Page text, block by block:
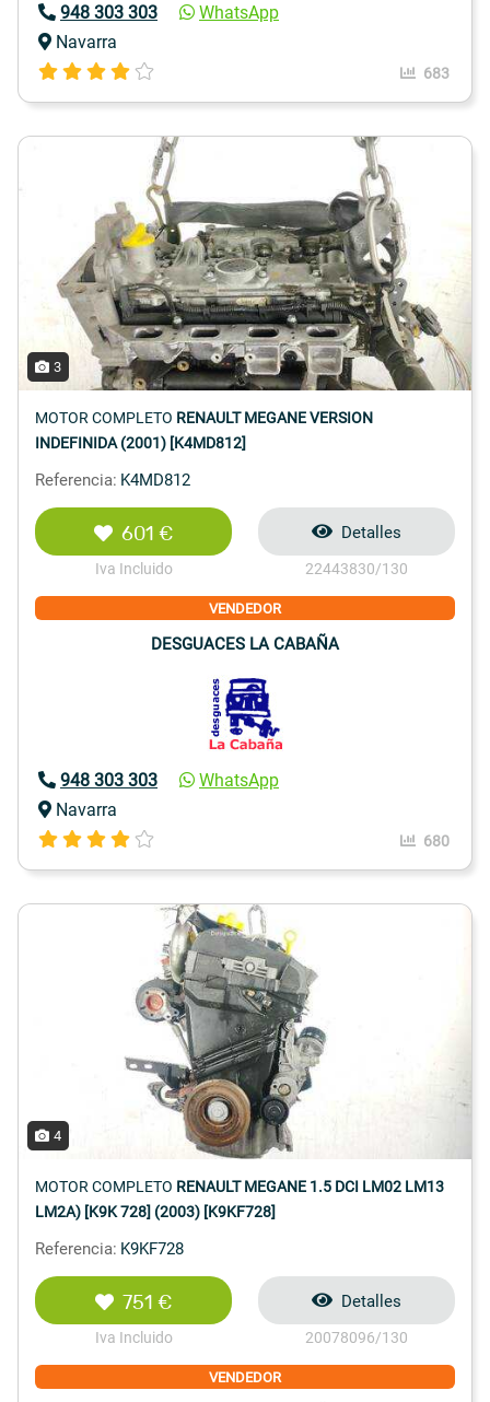
948 303 303
WhatsApp
Navarra
683
3
MOTOR COMPLETO RENAULT MEGANE VERSION
INDEFINIDA (2001) [K4MD812]
Referencia: K4MD812
601 €
Iva Incluido
Detalles
22443830/130
VENDEDOR
DESGUACES LA CABAÑA
948 303 303
WhatsApp
Navarra
680
4
MOTOR COMPLETO RENAULT MEGANE 1.5 DCI LM02 LM13
LM2A) [K9K 728] (2003) [K9KF728]
Referencia: K9KF728
751 €
Iva Incluido
Detalles
20078096/130
VENDEDOR